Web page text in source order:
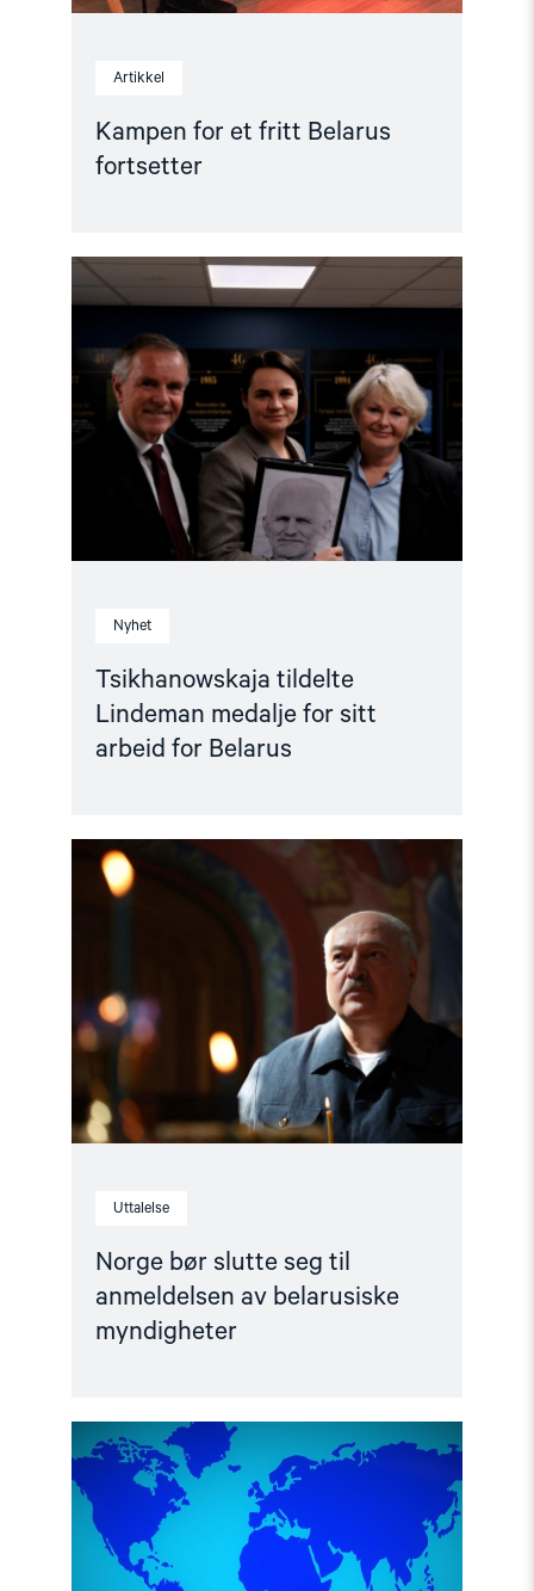
Artikkel
Kampen for et fritt Belarus
fortsetter
Nyhet
Tsikhanowskaja tildelte
Lindeman medalje for sitt
arbeid for Belarus
Read
article
"Tsikhanowskaja
Lindeman
medalje
for
sitt
arbeid
for
Belarus"
Uttalelse
Norge bør slutte seg til
anmeldelsen av belarusiske
myndigheter
bør
seg
anmeldelsen
belarusiske
myndigheter"
article
"Visum-
og
asylpolitikk
overfor
menneskerettighetsforsvarere